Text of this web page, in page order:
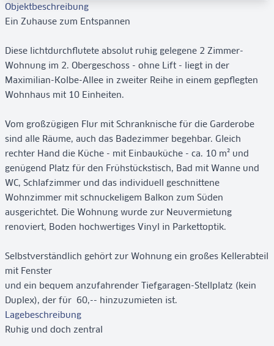
Objektbeschreibung
Ein Zuhause zum Entspannen
Diese lichtdurchflutete absolut ruhig gelegene 2 Zimmer-
Wohnung im 2. Obergeschoss - ohne Lift - liegt in der
Maximilian-Kolbe-Allee in zweiter Reihe in einem gepflegten
Wohnhaus mit 10 Einheiten.
Vom großzügigen Flur mit Schranknische für die Garderobe
sind alle Räume, auch das Badezimmer begehbar. Gleich
rechter Hand die Küche - mit Einbauküche - ca. 10 m² und
genügend Platz für den Frühstückstisch, Bad mit Wanne und
WC, Schlafzimmer und das individuell geschnittene
Wohnzimmer mit schnuckeligem Balkon zum Süden
ausgerichtet. Die Wohnung wurde zur Neuvermietung
renoviert, Boden hochwertiges Vinyl in Parkettoptik.
Selbstverständlich gehört zur Wohnung ein großes Kellerabteil
mit Fenster
und ein bequem anzufahrender Tiefgaragen-Stellplatz (kein
Duplex), der für  60,-- hinzuzumieten ist.
Lagebeschreibung
Ruhig und doch zentral